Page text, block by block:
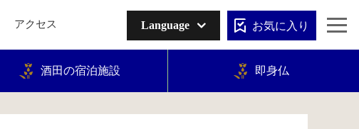
アクセス Language お気に入り
酒田の宿泊施設 即身仏